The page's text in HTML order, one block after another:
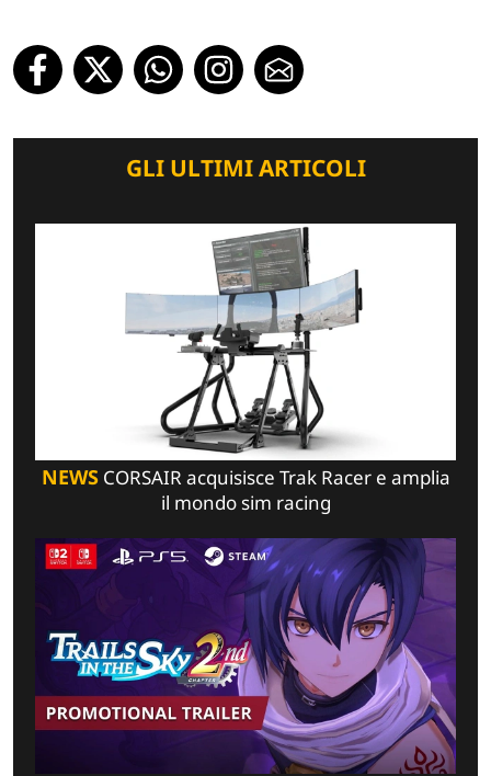
GLI ULTIMI ARTICOLI
NEWSCORSAIR acquisisce Trak Racer e amplia
il mondo sim racing